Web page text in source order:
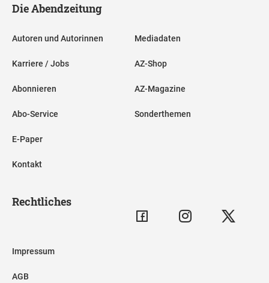
Die Abendzeitung
Autoren und Autorinnen
Karriere / Jobs
Abonnieren
Abo-Service
E-Paper
Kontakt
Mediadaten
AZ-Shop
AZ-Magazine
Sonderthemen
Rechtliches
Impressum
AGB